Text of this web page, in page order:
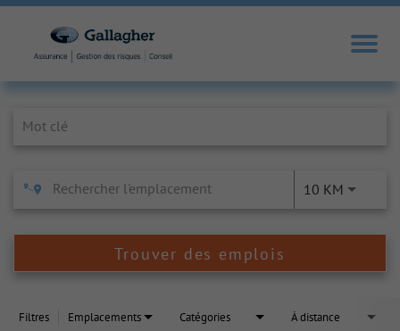
10 KM
Trouver des emplois
Filtres Emplacements Catégories À distance